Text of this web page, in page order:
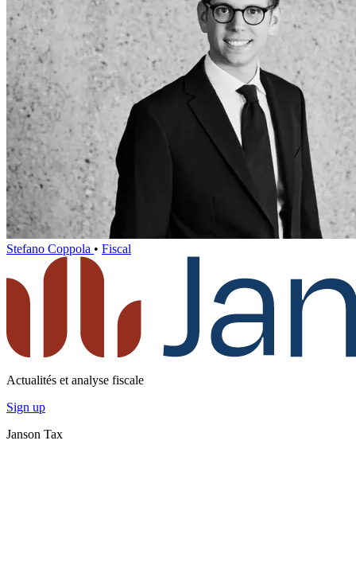
Stefano Coppola • Fiscal
Actualités et analyse fiscale
Sign up
Janson Tax